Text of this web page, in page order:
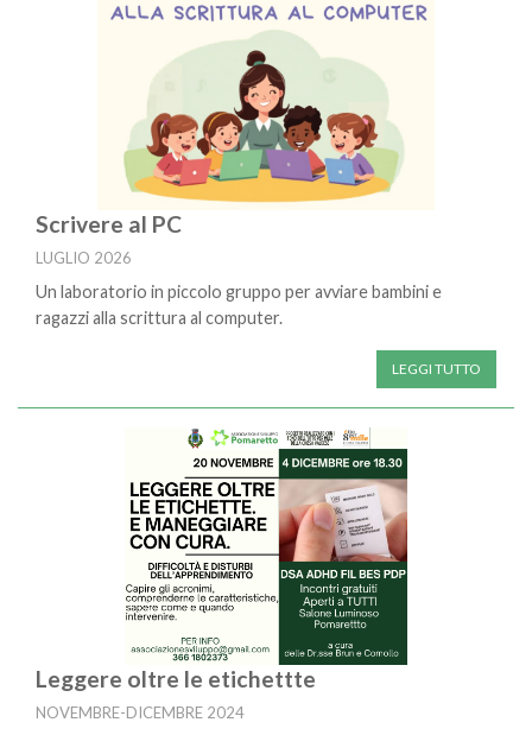
Scrivere al PC
LUGLIO 2026
Un laboratorio in piccolo gruppo per avviare bambini e
ragazzi alla scrittura al computer.
LEGGI TUTTO
Leggere oltre le etichettte
NOVEMBRE-DICEMBRE 2024